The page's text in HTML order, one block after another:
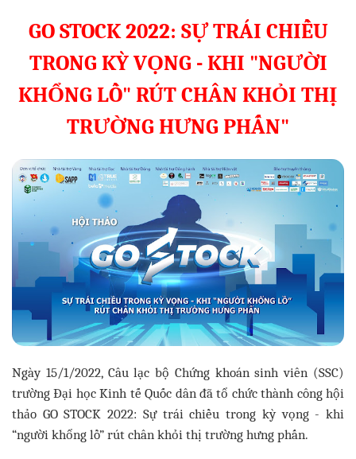
GO STOCK 2022: SỰ TRÁI CHIỀU
TRONG KỲ VỌNG - KHI "NGƯỜI
KHỔNG LỒ" RÚT CHÂN KHỎI THỊ
TRƯỜNG HƯNG PHẤN"
Ngày 15/1/2022, Câu lạc bộ Chứng khoán sinh viên (SSC)
trường Đại học Kinh tế Quốc dân đã tổ chức thành công hội
thảo GO STOCK 2022: Sự trái chiều trong kỳ vọng - khi
“người khổng lồ” rút chân khỏi thị trường hưng phấn.